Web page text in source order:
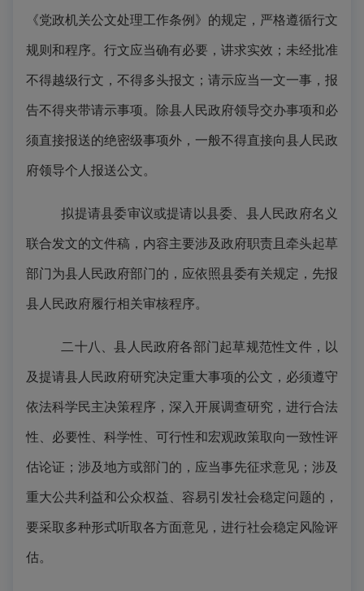
《党政机关公文处理工作条例》的规定，严格遵循行文
规则和程序。行文应当确有必要，讲求实效；未经批准
不得越级行文，不得多头报文；请示应当一文一事，报
告不得夹带请示事项。除县人民政府领导交办事项和必
须直接报送的绝密级事项外，一般不得直接向县人民政
府领导个人报送公文。
拟提请县委审议或提请以县委、县人民政府名义
联合发文的文件稿，内容主要涉及政府职责且牵头起草
部门为县人民政府部门的，应依照县委有关规定，先报
县人民政府履行相关审核程序。
二十八、县人民政府各部门起草规范性文件，以
及提请县人民政府研究决定重大事项的公文，必须遵守
依法科学民主决策程序，深入开展调查研究，进行合法
性、必要性、科学性、可行性和宏观政策取向一致性评
估论证；涉及地方或部门的，应当事先征求意见；涉及
重大公共利益和公众权益、容易引发社会稳定问题的，
要采取多种形式听取各方面意见，进行社会稳定风险评
估。